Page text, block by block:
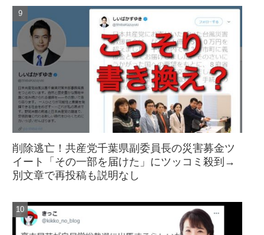
削除逃亡！共産党千葉県副委員長の災害募金ツ
イート「その一部を届けた」にツッコミ殺到→
別文章で再投稿も説明なし